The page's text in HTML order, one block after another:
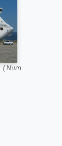
( Num